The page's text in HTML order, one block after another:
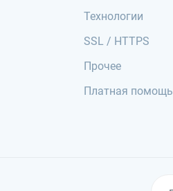
Технологии
SSL / HTTPS
Прочее
Платная помощь